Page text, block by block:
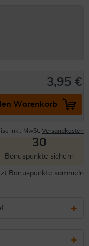
3,95 €
Warenkorb
inkl. MwSt. Versandkosten
30
Bonuspunkte sichern
Bonuspunkte sammeln